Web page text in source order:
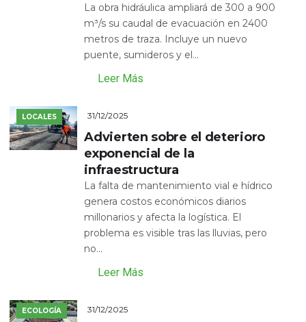
La obra hidráulica ampliará de 300 a 900
m³/s su caudal de evacuación en 2400
metros de traza. Incluye un nuevo
puente, sumideros y el...
Leer Más
LOCALES 31/12/2025
Advierten sobre el deterioro
exponencial de la
infraestructura
La falta de mantenimiento vial e hídrico
genera costos económicos diarios
millonarios y afecta la logística. El
problema es visible tras las lluvias, pero
no...
Leer Más
ECOLOGÍA 31/12/2025